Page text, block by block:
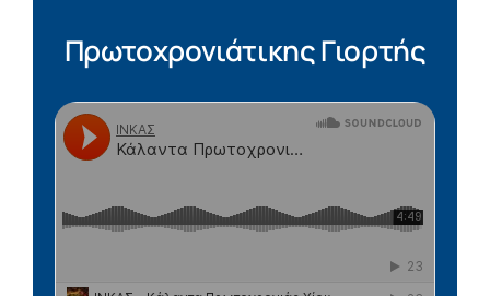
Πρωτοχρονιάτικης Γιορτής